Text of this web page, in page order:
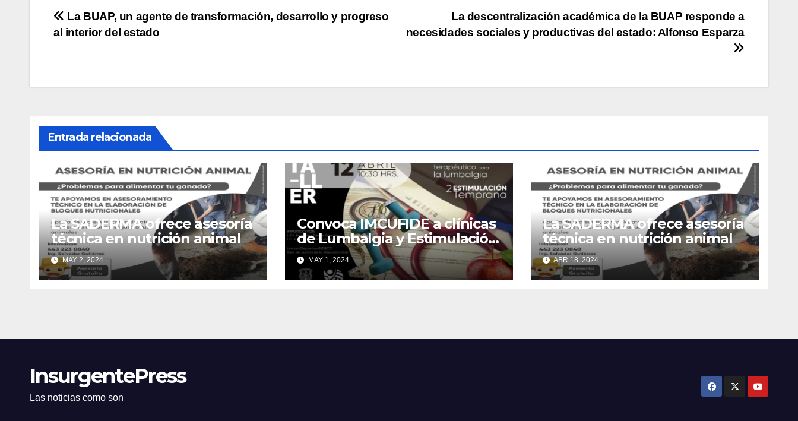
Navegación
La descentralización académica de la BUAP responde a
necesidades sociales y productivas del estado: Alfonso Esparza
La BUAP, un agente de transformación, desarrollo y progreso
al interior del estado
Entrada relacionada
La SADERMA ofrece asesoría
técnica en nutrición animal
MAY 2, 2024
Convoca IMCUFIDE a clínicas
de Lumbalgia y Estimulación
Temprana
MAY 1, 2024
La SADERMA ofrece asesoría
técnica en nutrición animal
ABR 18, 2024
InsurgentePress
Las noticias como son